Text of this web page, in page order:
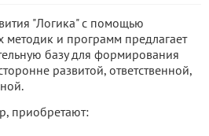
"Логика" с помощью
и программ предлагает
базу для формирования
развитой, ответственной,
приобретают: